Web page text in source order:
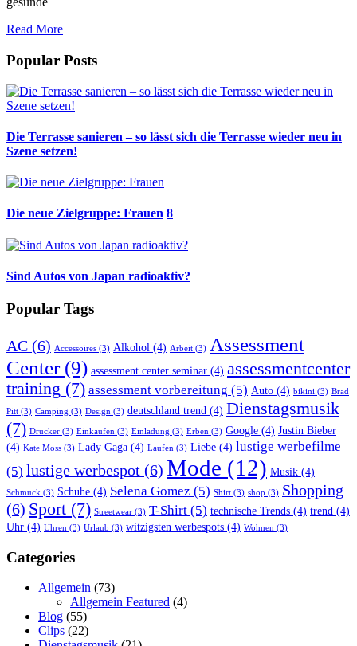
Read More
Popular Posts
Die Terrasse sanieren – so lässt sich die Terrasse wieder neu in
Szene setzen!
Die neue Zielgruppe: Frauen 8
Sind Autos von Japan radioaktiv?
Popular Tags
AC (6) Accessoires (3) Alkohol (4) Arbeit (3) Assessment
Center(9) assessment center seminar (4) assessmentcenter
training (7) assessment vorbereitung (5) Auto (4) bikini (3) Brad
Pitt (3) Camping (3) Design (3) deutschland trend (4) Dienstagsmusik
(7) Drucker (3) Einkaufen (3) Einladung (3) Erben (3) Google (4) Justin Bieber
(4) Kate Moss (3) Lady Gaga (4) Laufen (3) Liebe (4) lustige werbefilme
(5) lustige werbespot (6) Mode (12) Musik (4)
Schmuck (3) Schuhe (4) Selena Gomez (5) Shirt (3) shop (3) Shopping
(6) Sport (7) Streetwear (3) T-Shirt (5) technische Trends (4) trend (4)
Uhr (4) Uhren (3) Urlaub (3) witzigsten werbespots (4) Wohnen (3)
Categories
Allgemein (73)
Allgemein Featured (4)
Blog (55)
Clips (22)